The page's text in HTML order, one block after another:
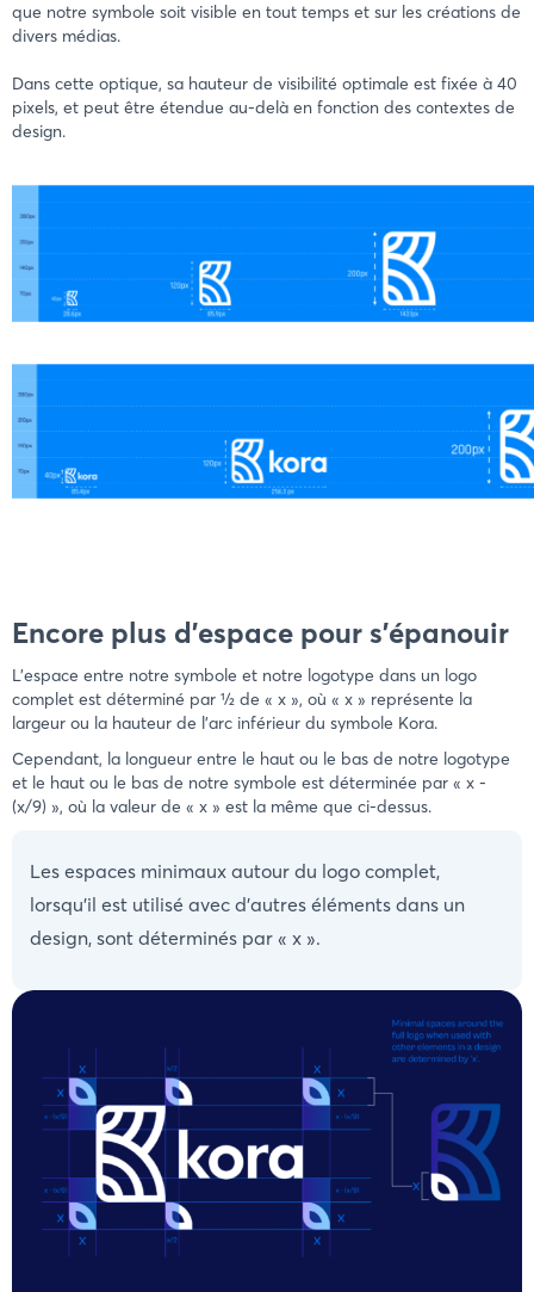
que notre symbole soit visible en tout temps et sur les créations de
divers médias.
Dans cette optique, sa hauteur de visibilité optimale est fixée à 40
pixels, et peut être étendue au-delà en fonction des contextes de
design.
Encore plus d'espace pour s'épanouir
L'espace entre notre symbole et notre logotype dans un logo
complet est déterminé par 1⁄2 de « x », où « x » représente la
largeur ou la hauteur de l'arc inférieur du symbole Kora.
Cependant, la longueur entre le haut ou le bas de notre logotype
et le haut ou le bas de notre symbole est déterminée par « x -
(x/9) », où la valeur de « x » est la même que ci-dessus.
Les espaces minimaux autour du logo complet,
lorsqu'il est utilisé avec d'autres éléments dans un
design, sont déterminés par « x ».